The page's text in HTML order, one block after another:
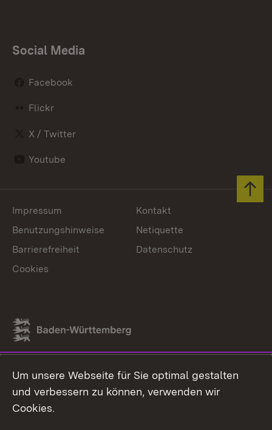
Social Media
Facebook
Flickr
X / Twitter
Youtube
Link zum Landesportal
Impressum
Kontakt
Benutzungshinweise
Netiquette
Barrierefreiheit
Datenschutz
Cookies
Um unsere Webseite für Sie optimal gestalten
und verbessern zu können, verwenden wir
Cookies.